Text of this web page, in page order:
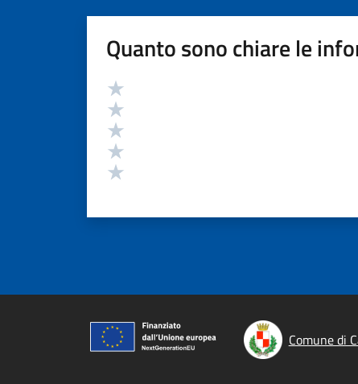
Quanto sono chiare le
Valutazione
Comune di